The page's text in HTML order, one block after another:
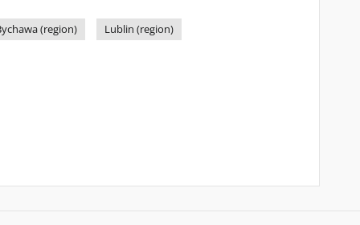
(region)
Lublin (region)